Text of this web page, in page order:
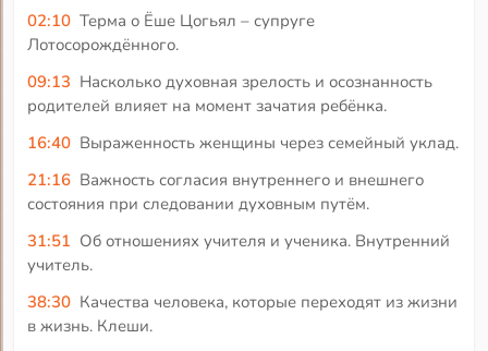
02:10 Терма о Ёше Цогьял – супруге
Лотосорождённого.
09:13 Насколько духовная зрелость и осознанность
родителей влияет на момент зачатия ребёнка.
16:40 Выраженность женщины через семейный уклад.
21:16 Важность согласия внутреннего и внешнего
состояния при следовании духовным путём.
31:51 Об отношениях учителя и ученика. Внутренний
учитель.
38:30 Качества человека, которые переходят из жизни
в жизнь. Клеши.